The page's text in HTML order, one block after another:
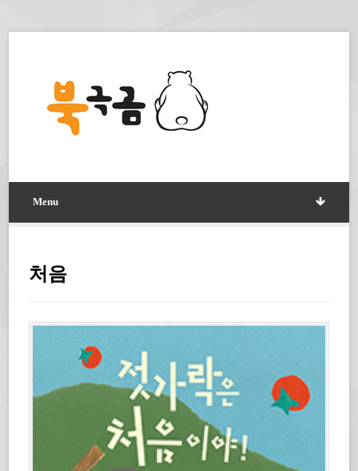
Menu
처음